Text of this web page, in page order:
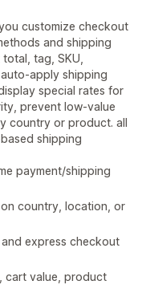
customize checkout
and shipping
tag, SKU,
apply shipping
special rates for
prevent low-value
country or product. all
shipping
payment/shipping
country, location, or
express checkout
cart value, product